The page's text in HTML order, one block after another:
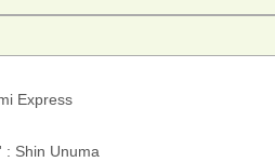
Express
Shin Unuma